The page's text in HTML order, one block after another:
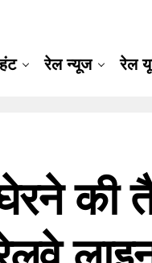
रेल न्यूज रेल
की